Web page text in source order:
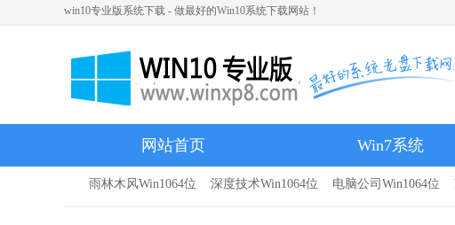
win10专业版系统下载 - 做最好的Win10系统下载网站！
网站首页 Win7系统
雨林木风
雨林木风Win1064位 深度技术Win1064位 电脑公司Win1064位